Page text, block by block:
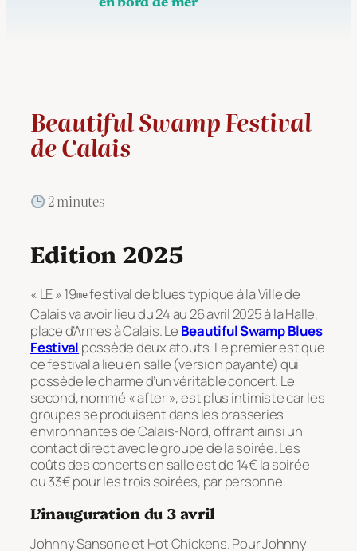
Beautiful Swamp Festival
de Calais
2 minutes
Edition 2025
« LE » 19mefestival de blues typique à la Ville de
Calais va avoir lieu du 24 au 26 avril 2025 à la Halle,
place d’Armes à Calais. Le Beautiful Swamp Blues
Festival possède deux atouts. Le premier est que
ce festival a lieu en salle (version payante) qui
possède le charme d’un véritable concert. Le
second, nommé « after », est plus intimiste car les
groupes se produisent dans les brasseries
environnantes de Calais-Nord, offrant ainsi un
contact direct avec le groupe de la soirée. Les
coûts des concerts en salle est de 14€ la soirée
ou 33€ pour les trois soirées, par personne.
L’inauguration du 3 avril
Johnny Sansone et Hot Chickens. Pour Johnny